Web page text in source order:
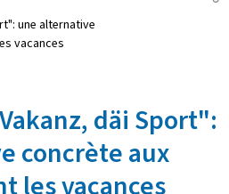
une alternative
vacances
däi Sport":
concrète aux
les vacances